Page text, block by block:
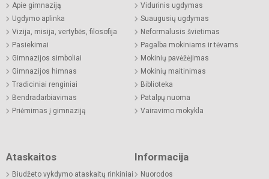
Apie gimnaziją
Ugdymo aplinka
Vizija, misija, vertybės, filosofija
Pasiekimai
Gimnazijos simboliai
Gimnazijos himnas
Tradiciniai renginiai
Bendradarbiavimas
Priėmimas į gimnaziją
Vidurinis ugdymas
Suaugusių ugdymas
Neformalusis švietimas
Pagalba mokiniams ir tėvams
Mokinių pavėžėjimas
Mokinių maitinimas
Biblioteka
Patalpų nuoma
Vairavimo mokykla
Ataskaitos
Biudžeto vykdymo ataskaitų rinkiniai
Informacija
Nuorodos